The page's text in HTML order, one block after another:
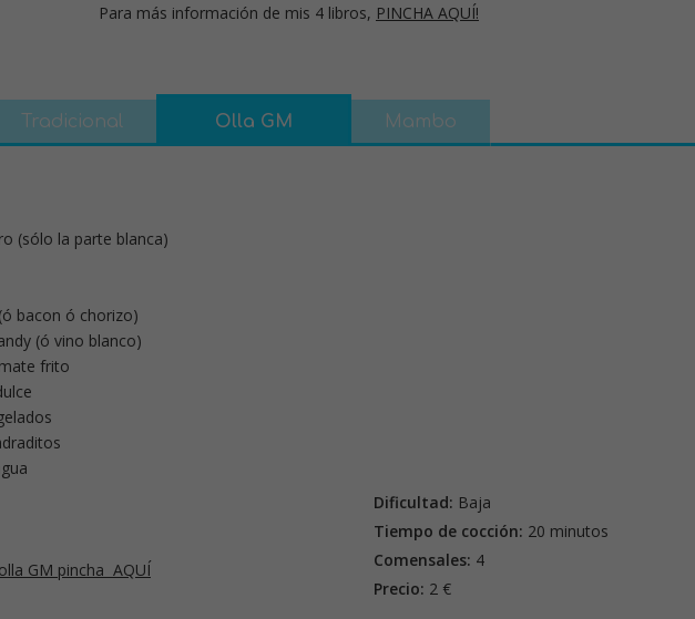
Para más información de mis 4 libros, PINCHA AQUÍ!
Tradicional Olla GM Mambo
(sólo la parte blanca)
bacon ó chorizo)
(ó vino blanco)
frito
GM pincha AQUÍ
Dificultad: Baja
Tiempo de cocción: 20 minutos
Comensales: 4
Precio: 2 €